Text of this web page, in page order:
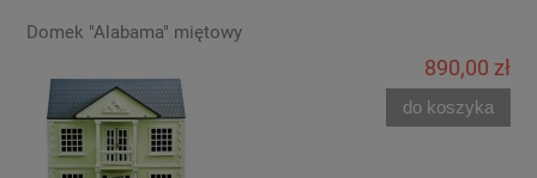
Domek "Alabama" miętowy
890,00 zł
do koszyka